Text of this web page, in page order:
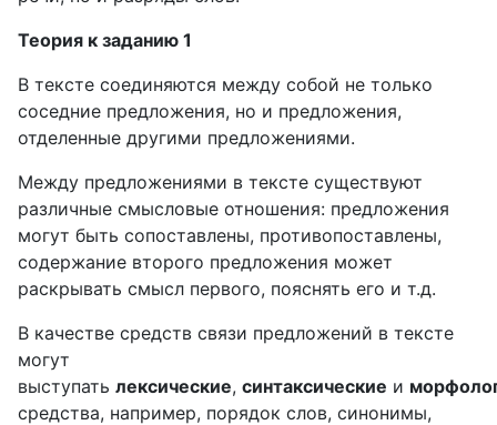
Теория к заданию 1
В тексте соединяются между собой не только
соседние предложения, но и предложения,
отделенные другими предложениями.
Между предложениями в тексте существуют
различные смысловые отношения: предложения
могут быть сопоставлены, противопоставлены,
содержание второго предложения может
раскрывать смысл первого, пояснять его и т.д.
В качестве средств связи предложений в тексте
могут
выступать лексические, синтаксические и
средства, например, порядок слов, синонимы,